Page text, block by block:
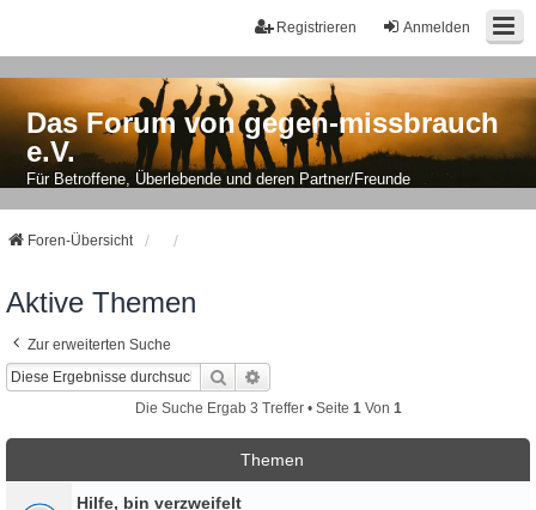
Anmelden
Registrieren
Das Forum von gegen-missbrauch
e.V.
Für Betroffene, Überlebende und deren Partner/Freunde
Foren-Übersicht
Aktive Themen
Zur erweiterten Suche
Suche
Die Suche Ergab 3 Treffer • Seite 1 Von 1
Themen
Hilfe, bin verzweifelt